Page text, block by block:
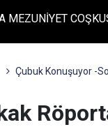
TARİHİ GÜN:
Çubuk Konuşuyor -